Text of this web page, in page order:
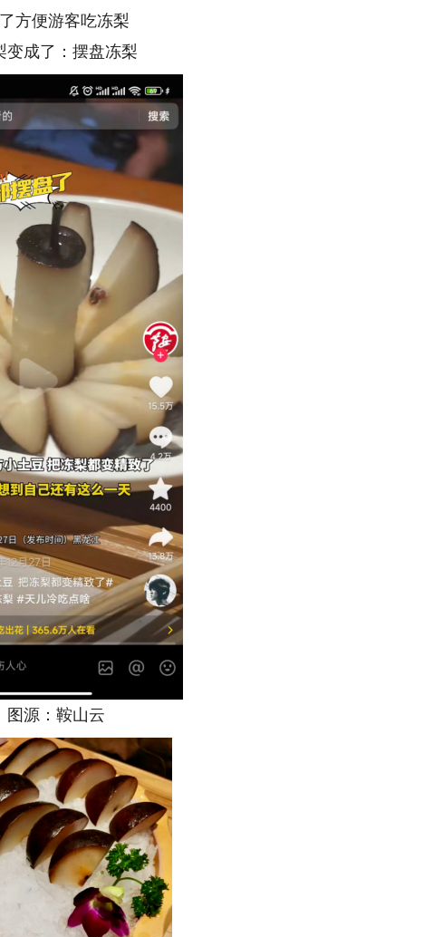
便游客吃冻梨
了：摆盘冻梨
：鞍山云